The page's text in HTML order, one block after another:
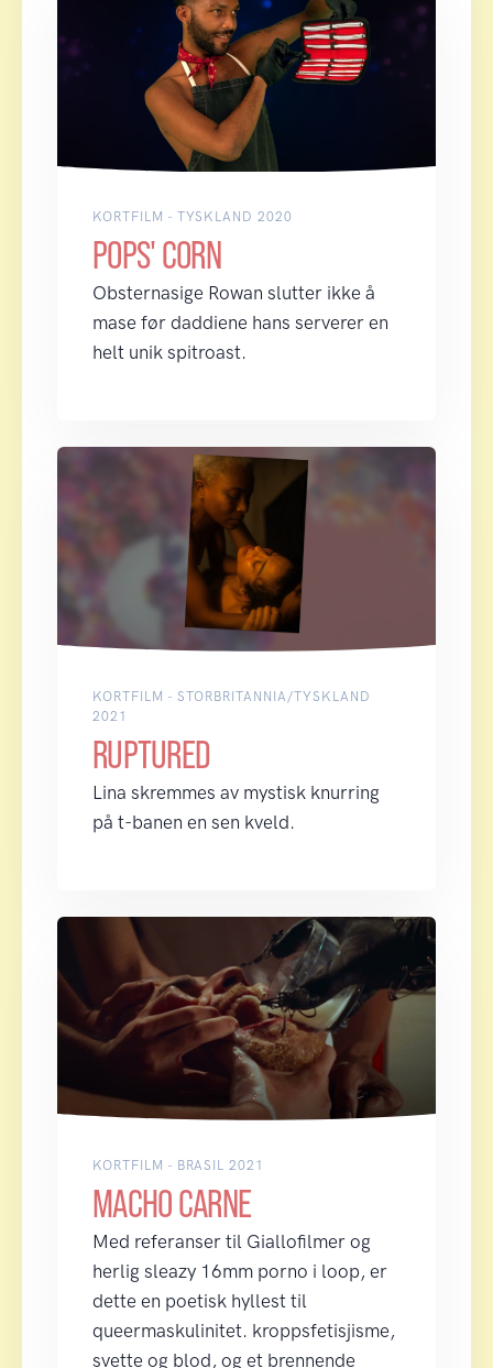
KORTFILM - TYSKLAND 2020
POPS' CORN
Obsternasige Rowan slutter ikke å
mase før daddiene hans serverer en
helt unik spitroast.
KORTFILM - STORBRITANNIA/TYSKLAND
2021
RUPTURED
Lina skremmes av mystisk knurring
på t-banen en sen kveld.
KORTFILM - BRASIL 2021
MACHO CARNE
Med referanser til Giallofilmer og
herlig sleazy 16mm porno i loop, er
dette en poetisk hyllest til
queermaskulinitet. kroppsfetisjisme,
svette og blod, og et brennende